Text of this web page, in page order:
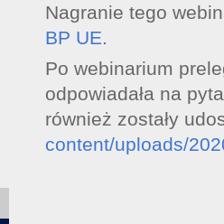
Nagranie tego
BP UE
Po webinarium
odpowiadała na
również zostały
content/uploads/